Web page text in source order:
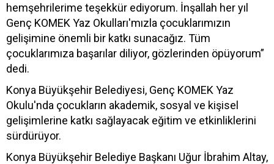
hemşehrilerime teşekkür ediyorum. İnşallah her yıl
Genç KOMEK Yaz Okulları'mızla çocuklarımızın
gelişimine önemli bir katkı sunacağız. Tüm
çocuklarımıza başarılar diliyor, gözlerinden öpüyorum”
dedi.
Konya Büyükşehir Belediyesi, Genç KOMEK Yaz
Okulu'nda çocukların akademik, sosyal ve kişisel
gelişimlerine katkı sağlayacak eğitim ve etkinliklerini
sürdürüyor.
Konya Büyükşehir Belediye Başkanı Uğur İbrahim Altay,